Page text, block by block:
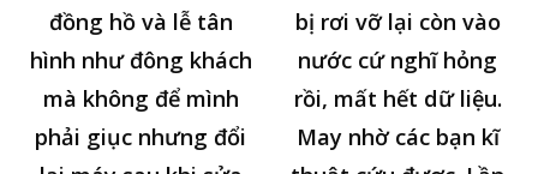
đồng hồ và lễ tân
hình như đông khách
mà không để mình
phải giục nhưng đổi
bị rơi vỡ lại còn vào
nước cứ nghĩ hỏng
rồi, mất hết dữ liệu.
May nhờ các bạn kĩ